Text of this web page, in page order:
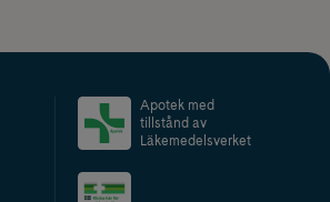
Apotek med
tillstånd av
Läkemedelsverket